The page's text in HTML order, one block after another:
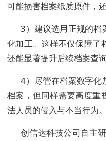
可能损害档案纸质原件，
3）建议选用正规的档
化加工。这样不仅保障了
还能显著提升后续档案查
4）尽管在档案数字化
档案，但同样需要高度重
法人员的侵入与不当行为。
创信达科技公司自主